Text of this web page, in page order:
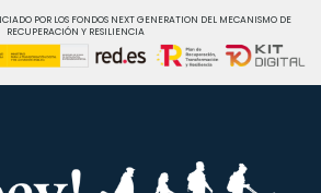
POR LOS FONDOS NEXT GENERATION DEL MECANISMO DE
RECUPERACIÓN Y RESILIENCIA